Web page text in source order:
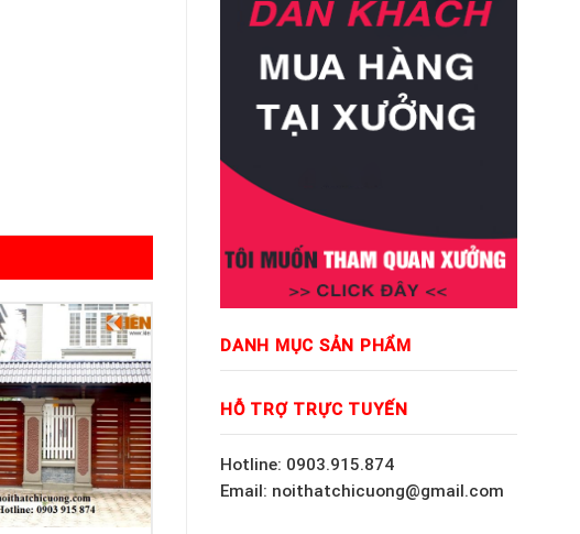
DANH MỤC SẢN PHẨM
HỖ TRỢ TRỰC TUYẾN
Hotline: 0903.915.874
Email: noithatchicuong@gmail.com